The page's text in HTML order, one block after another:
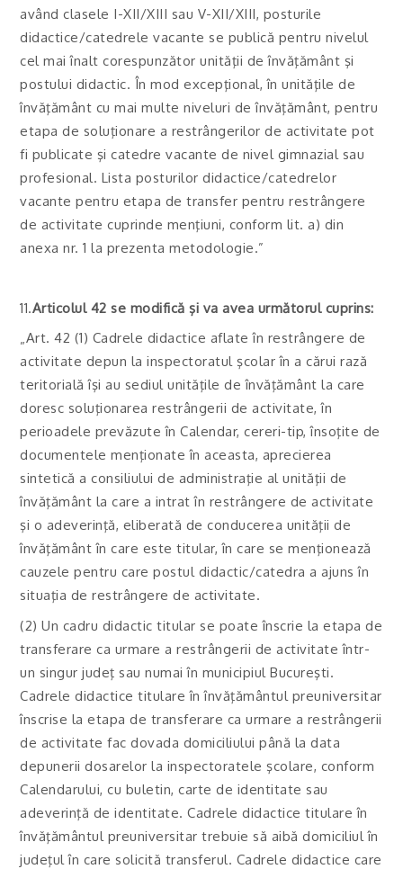
având clasele I-XII/XIII sau V-XII/XIII, posturile
didactice/catedrele vacante se publică pentru nivelul
cel mai înalt corespunzător unităţii de învăţământ şi
postului didactic. În mod excepţional, în unităţile de
învăţământ cu mai multe niveluri de învăţământ, pentru
etapa de soluţionare a restrângerilor de activitate pot
fi publicate şi catedre vacante de nivel gimnazial sau
profesional. Lista posturilor didactice/catedrelor
vacante pentru etapa de transfer pentru restrângere
de activitate cuprinde menţiuni, conform lit. a) din
anexa nr. 1 la prezenta metodologie.”
11.Articolul 42 se modifică şi va avea următorul cuprins:
„Art. 42 (1) Cadrele didactice aflate în restrângere de
activitate depun la inspectoratul şcolar în a cărui rază
teritorială îşi au sediul unităţile de învăţământ la care
doresc soluţionarea restrângerii de activitate, în
perioadele prevăzute în Calendar, cereri-tip, însoţite de
documentele menţionate în aceasta, aprecierea
sintetică a consiliului de administraţie al unităţii de
învăţământ la care a intrat în restrângere de activitate
şi o adeverinţă, eliberată de conducerea unităţii de
învăţământ în care este titular, în care se menţionează
cauzele pentru care postul didactic/catedra a ajuns în
situaţia de restrângere de activitate.
(2) Un cadru didactic titular se poate înscrie la etapa de
transferare ca urmare a restrângerii de activitate într-
un singur judeţ sau numai în municipiul Bucureşti.
Cadrele didactice titulare în învăţământul preuniversitar
înscrise la etapa de transferare ca urmare a restrângerii
de activitate fac dovada domiciliului până la data
depunerii dosarelor la inspectoratele şcolare, conform
Calendarului, cu buletin, carte de identitate sau
adeverinţă de identitate. Cadrele didactice titulare în
învăţământul preuniversitar trebuie să aibă domiciliul în
judeţul în care solicită transferul. Cadrele didactice care